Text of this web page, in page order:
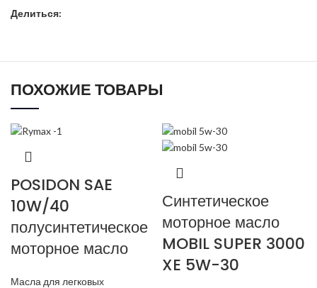
Делиться:
ПОХОЖИЕ ТОВАРЫ
POSIDON SAE
10W/40
полусинтетическое
моторное масло
Масла для легковых
Синтетическое
моторное масло
MOBIL SUPER 3000
XE 5W-30